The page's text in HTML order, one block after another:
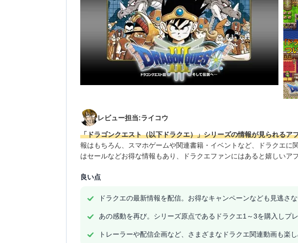
レビュー担当:ライコウ
「ドラゴンクエスト（以下ドラクエ）」シリーズの情報が見られるア
報はもちろん、スマホゲームや関連書籍・イベントなど、ドラクエに
はセールなどお得な情報もあり、ドラクエファンにはあると嬉しいアプ
良い点
ドラクエの最新情報を配信。お得なキャンペーンなども見逃さ
あの感動を再び。シリーズ原点であるドラクエ1～3を購入しプ
トレーラーや配信企画など、さまざまなドラクエ関連動画も楽